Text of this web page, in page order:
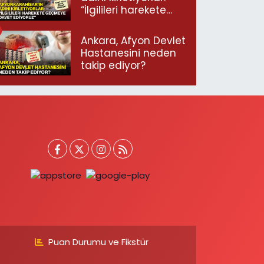
“İlgilileri harekete
ediyoruz”
Ankara, Afyon Devlet
Hastanesini neden
takip ediyor?
Puan Durumu ve Fikstür